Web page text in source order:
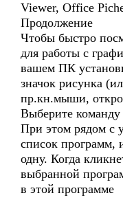
Viewer, Office
Продолжение
Чтобы быстро
для работы с
вашем ПК
значок рисунка
пр.кн.мыши,
Выберите
При этом рядом с
список программ,
одну. Когда
выбранной
в этой программе